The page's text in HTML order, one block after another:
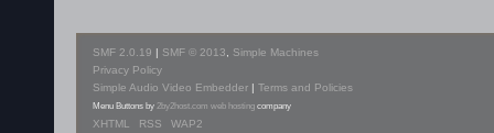
SMF 2.0.19 | SMF © 2013, Simple Machines
Privacy Policy
Simple Audio Video Embedder | Terms and Policies
Menu Buttons by 2by2host.com web hosting company
XHTML RSS WAP2